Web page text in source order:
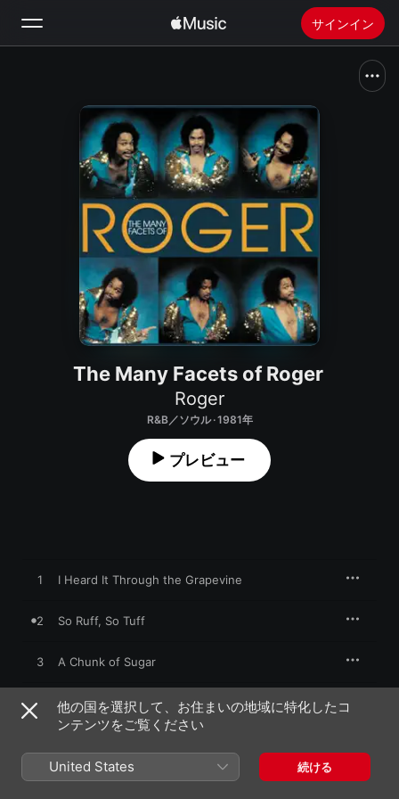
サインイン
新着おすすめ
ラジオ
Apple Musicをインストール
The Many Facets of Roger
Roger
R&B／ソウル · 1981年
プレビュー
1 I Heard It Through the Grapevine
2 So Ruff, So Tuff
3 A Chunk of Sugar
4 Do It Roger
6 Blue (A Tribute to the Blues)
他の国を選択して、お住まいの地域に特化したコ
ンテンツをご覧ください
United States 続ける